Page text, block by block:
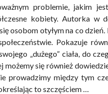
problemie, jakim
kobiety. Autorka w
osobom otyłym na co
Pokazuje
„dużego” ciała, do
się również
prowadzimy między tym
to szczęściem …